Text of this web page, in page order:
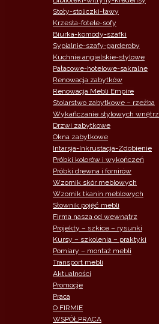
Stoły-stoliczki-ławy
Krzesła-fotele-sofy
Biurka-komody-szafki
Sypialnie-szafy-garderoby
Kuchnie angielskie-stylowe
Pałacowe-hotelowe-sakralne
Renowacja zabytków
Renowacja Mebli Empire
Stolarstwo zabytkowe – rzeżba
Wykańczanie stylowych wnętrz
Drzwi zabytkowe
Okna zabytkowe
Intarsja-Inkrustacja-Zdobienie
Próbki kolorów i wykończeń
Próbki drewna i fornirów
Wzornik skór meblowych
Wzornik tkanin meblowych
Słownik pojęć mebli
Firma nasza od wewnątrz
Projekty – szkice – rysunki
Kursy – szkolenia – praktyki
Pomiary – montaż mebli
Transport mebli
Aktualności
Promocje
Praca
O FIRMIE
WSPÓŁPRACA